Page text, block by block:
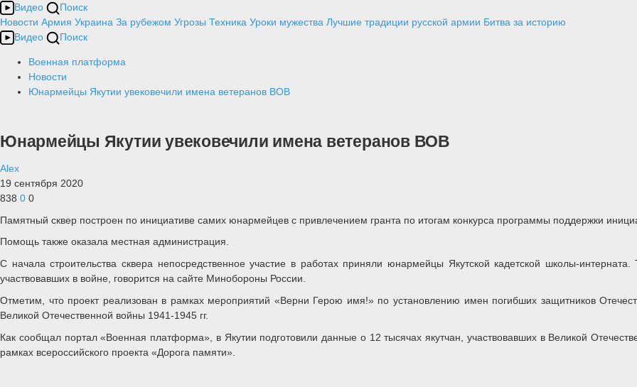
Видео
Поиск
Новости Армия Украина За рубежом Угрозы Техника Уроки мужества Лучшие традиции русской армии Битва за историю
Видео
Поиск
Военная платформа
Новости
Юнармейцы Якутии увековечили имена ветеранов ВОВ
Юнармейцы Якутии увековечили имена ветеранов ВОВ
Alex
19 сентября 2020
838 0 0
Памятный сквер построен по инициативе самих юнармейцев с привлечением гранта по итогам конкурса программы поддержки
Помощь также оказала местная администрация.
С начала строительства сквера непосредственное участие в работах приняли юнармейцы Якутской кадетской школы-
участвовавших в войне, говорится на сайте Минобороны России.
Отметим, что проект реализован в рамках мероприятий «Верни Герою имя!» по установлению имен погибших защитников
Великой Отечественной войны 1941-1945 гг.
Как сообщал портал «Военная платформа», в Якутии подготовили данные о 12 тысячах якутчан, участвовавших в Великой
рамках всероссийского проекта «Дорога памяти».